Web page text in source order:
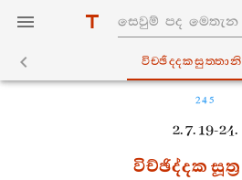
විච‍්ඡිද‍්දකසුත‍්තානි
245
2. 7. 19-24.
විච්ඡිද්දක සූත්‍ර